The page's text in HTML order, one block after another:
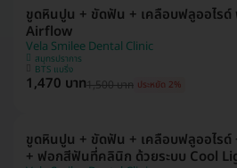
ขูดหินปูน + ขัดฟัน + เคลือบฟลูออไร
Airflow
Vela Smilee Dental Clinic
สมุทรปราการ
BTS แบริ่ง
1,470 บาท1,500 บาท ประหยัด 2%
ขูดหินปูน + ขัดฟัน + เคลือบฟลูออไร
+ ฟอกสีฟันที่คลินิก ด้วยระบบ Cool